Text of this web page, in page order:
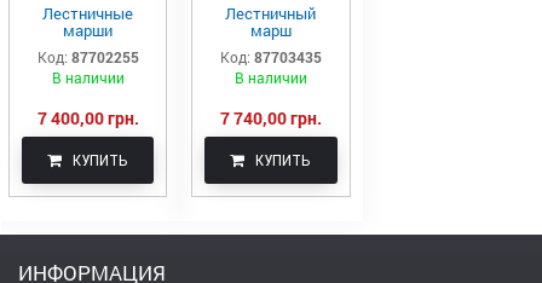
Лестничные
марши
железобетонные
ЛМП57.11.15-5-3
Код: 87702255
В наличии
7 400,00 грн.
КУПИТЬ
Лестничный
марш
железобетонный
ЛМП60.11.17-5
Код: 87703435
В наличии
7 740,00 грн.
КУПИТЬ
ИНФОРМАЦИЯ